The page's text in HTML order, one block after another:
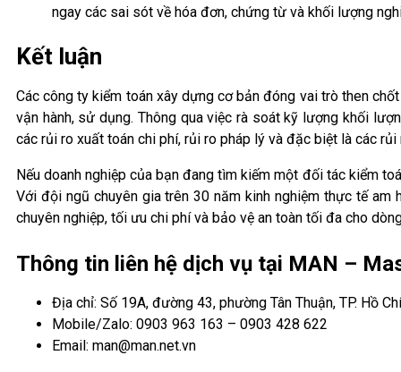
ngay các sai sót về hóa đơn, chứng từ và khối lượng
Kết luận
Các công ty kiểm toán xây dựng cơ bản đóng vai trò then
vận hành, sử dụng. Thông qua việc rà soát kỹ lượng khối
các rủi ro xuất toán chi phí, rủi ro pháp lý và đặc biệt là các
Nếu doanh nghiệp của bạn đang tìm kiếm một đối tác kiểm
Với đội ngũ chuyên gia trên 30 năm kinh nghiệm thực tế
chuyên nghiệp, tối ưu chi phí và bảo vệ an toàn tối đa cho
Thông tin liên hệ dịch vụ tại MAN –
Địa chỉ: Số 19A, đường 43, phường Tân Thuận, TP. Hồ
Mobile/Zalo: 0903 963 163 – 0903 428 622
Email: man@man.net.vn